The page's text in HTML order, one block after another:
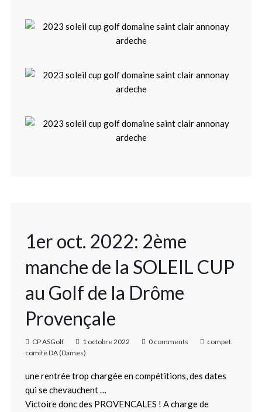
1er oct. 2022: 2ème
manche de la SOLEIL CUP
au Golf de la Drôme
Provençale
CP ASGolf 1 octobre 2022 0 comments
compet.
comité DA (Dames)
une rentrée trop chargée en compétitions, des dates
qui se chevauchent …
Victoire donc des PROVENCALES ! A charge de